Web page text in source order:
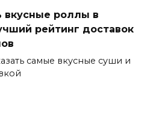
вкусные роллы в
рейтинг доставок
самые вкусные суши и